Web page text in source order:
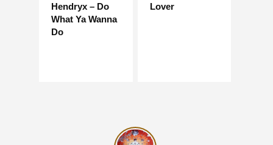
Hendryx – Do
What Ya Wanna
Do
Lover